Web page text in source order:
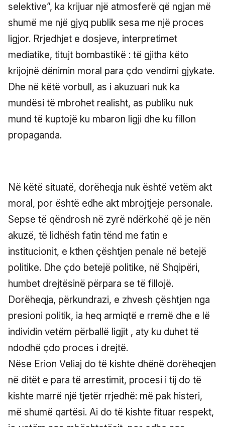
selektive”, ka krijuar një atmosferë që ngjan më
shumë me një gjyq publik sesa me një proces
ligjor. Rrjedhjet e dosjeve, interpretimet
mediatike, titujt bombastikë : të gjitha këto
krijojnë dënimin moral para çdo vendimi gjykate.
Dhe në këtë vorbull, as i akuzuari nuk ka
mundësi të mbrohet realisht, as publiku nuk
mund të kuptojë ku mbaron ligji dhe ku fillon
propaganda.
Në këtë situatë, dorëheqja nuk është vetëm akt
moral, por është edhe akt mbrojtjeje personale.
Sepse të qëndrosh në zyrë ndërkohë që je nën
akuzë, të lidhësh fatin tënd me fatin e
institucionit, e kthen çështjen penale në betejë
politike. Dhe çdo betejë politike, në Shqipëri,
humbet drejtësinë përpara se të fillojë.
Dorëheqja, përkundrazi, e zhvesh çështjen nga
presioni politik, ia heq armiqtë e rremë dhe e lë
individin vetëm përballë ligjit , aty ku duhet të
ndodhë çdo proces i drejtë.
Nëse Erion Veliaj do të kishte dhënë dorëheqjen
në ditët e para të arrestimit, procesi i tij do të
kishte marrë një tjetër rrjedhë: më pak histeri,
më shumë qartësi. Ai do të kishte fituar respekt,